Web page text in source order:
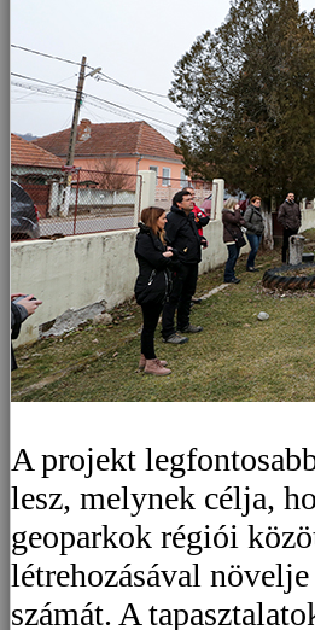
A projekt
lesz, melynek célja,
geoparkok régiói
létrehozásával
számát. A